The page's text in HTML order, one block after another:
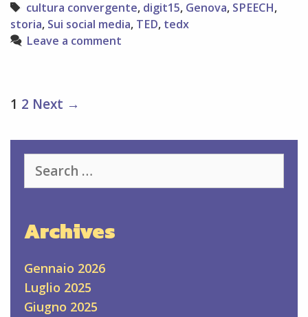
Tags
cultura convergente, digit15, Genova, SPEECH,
storia, Sui social media, TED, tedx
Leave a comment
Post
1 2 Next →
for:
Archives
Gennaio 2026
Luglio 2025
Giugno 2025